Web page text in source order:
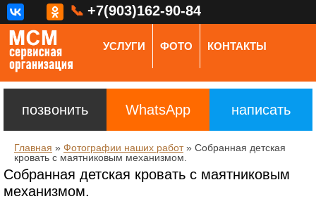
📞 +7(903)162-90-84
УСЛУГИ ФОТО КОНТАКТЫ
позвонить WhatsApp написать
Главная » Фотографии наших работ » Собранная детская
кровать с маятниковым механизмом.
Собранная детская кровать с маятниковым
механизмом.